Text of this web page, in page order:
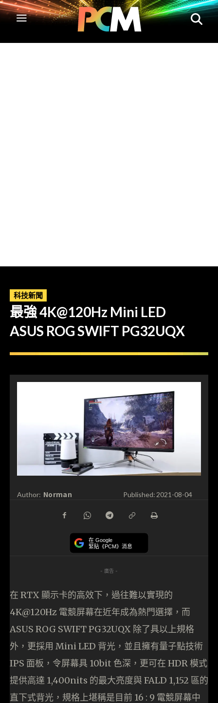
科技新聞
最強 4K@120Hz Mini LED
ASUS ROG SWIFT PG32UQX
Author: Norman Published:2021-08-04
在 Google
緊貼《PCM》消息
- 廣告 -
在 RTX 顯示卡的高效下，過往難以實現的
4K@120Hz 電競屏幕在近年成為熱門選擇，而
ASUS ROG SWIFT PG32UQX 除了具以上規格
外，更採用 Mini LED 背光，並且擁有量子點技術
IPS 面板，令屏幕具 10bit 色深，更可在 HDR 模式
提供高達 1,400nits 的最大亮度與 FALD 1,152 區的
直下式背光，規格上堪稱是目前 16 : 9 電競屏幕中